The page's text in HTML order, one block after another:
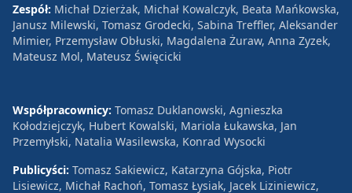
Zespół: Michał Dzierżak, Michał Kowalczyk, Beata Mańkowska,
Janusz Milewski, Tomasz Grodecki, Sabina Treffler, Aleksander
Mimier, Przemysław Obłuski, Magdalena Żuraw, Anna Zyzek,
Mateusz Mol, Mateusz Święcicki
Współpracownicy: Tomasz Duklanowski, Agnieszka
Kołodziejczyk, Hubert Kowalski, Mariola Łukawska, Jan
Przemyłski, Natalia Wasilewska, Konrad Wysocki
Publicyści: Tomasz Sakiewicz, Katarzyna Gójska, Piotr
Lisiewicz, Michał Rachoń, Tomasz Łysiak, Jacek Liziniewicz,